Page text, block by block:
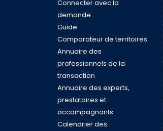
Connecter avec la
demande
Guide
Comparateur de territoires
Annuaire des
professionnels de la
transaction
Annuaire des experts,
prestataires et
accompagnants
Calendrier des